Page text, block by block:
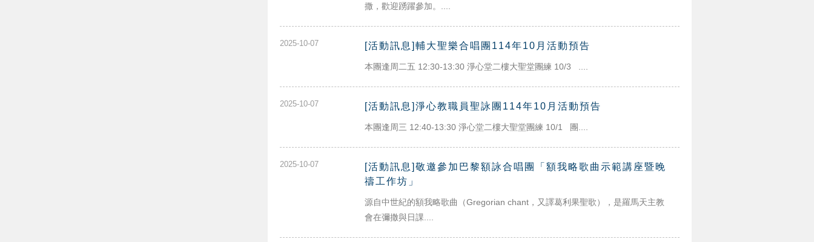
撒，歡迎踴躍參加。....
2025-10-07 [活動訊息]輔大聖樂合唱團114年10月活動預告
本團逢周二五 12:30-13:30 淨心堂二樓大聖堂團練 10/3 ....
2025-10-07 [活動訊息]淨心教職員聖詠團114年10月活動預告
本團逢周三 12:40-13:30 淨心堂二樓大聖堂團練 10/1 團....
2025-10-07
[活動訊息]敬邀參加巴黎額詠合唱團「額我略歌曲示範講座暨晚
禱工作坊」
源自中世紀的額我略歌曲（Gregorian chant，又譯葛利果聖歌），是羅馬天主教
會在彌撒與日課....